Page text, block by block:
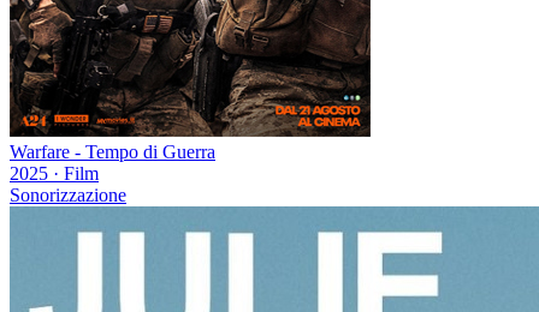
Warfare - Tempo di Guerra
2025 · Film
Sonorizzazione